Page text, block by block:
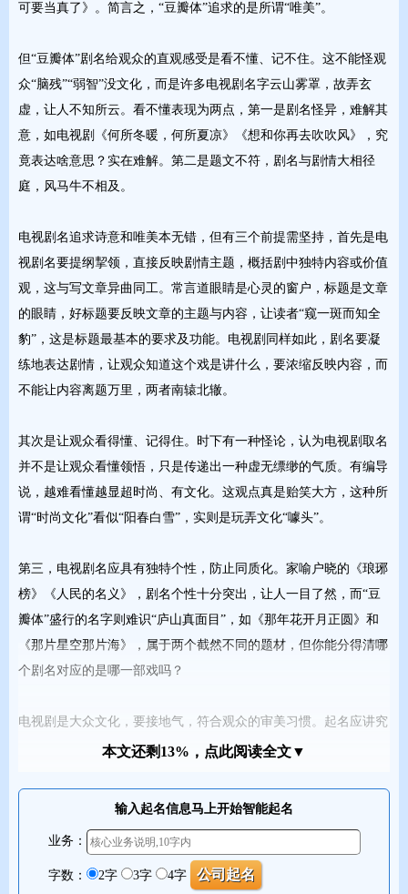
可要当真了》。简言之，“豆瓣体”追求的是所谓“唯美”。
但“豆瓣体”剧名给观众的直观感受是看不懂、记不住。这不能怪观
众“脑残”“弱智”没文化，而是许多电视剧名字云山雾罩，故弄玄
虚，让人不知所云。看不懂表现为两点，第一是剧名怪异，难解其
意，如电视剧《何所冬暖，何所夏凉》《想和你再去吹吹风》，究
竟表达啥意思？实在难解。第二是题文不符，剧名与剧情大相径
庭，风马牛不相及。
电视剧名追求诗意和唯美本无错，但有三个前提需坚持，首先是电
视剧名要提纲挈领，直接反映剧情主题，概括剧中独特内容或价值
观，这与写文章异曲同工。常言道眼睛是心灵的窗户，标题是文章
的眼睛，好标题要反映文章的主题与内容，让读者“窥一斑而知全
豹”，这是标题最基本的要求及功能。电视剧同样如此，剧名要凝
练地表达剧情，让观众知道这个戏是讲什么，要浓缩反映内容，而
不能让内容离题万里，两者南辕北辙。
其次是让观众看得懂、记得住。时下有一种怪论，认为电视剧取名
并不是让观众看懂领悟，只是传递出一种虚无缥缈的气质。有编导
说，越难看懂越显超时尚、有文化。这观点真是贻笑大方，这种所
谓“时尚文化”看似“阳春白雪”，实则是玩弄文化“噱头”。
第三，电视剧名应具有独特个性，防止同质化。家喻户晓的《琅琊
榜》《人民的名义》，剧名个性十分突出，让人一目了然，而“豆
瓣体”盛行的名字则难识“庐山真面目”，如《那年花开月正圆》和
《那片星空那片海》，属于两个截然不同的题材，但你能分得清哪
个剧名对应的是哪一部戏吗？
电视剧是大众文化，要接地气，符合观众的审美习惯。起名应讲究
通俗易懂，简明扼要，表达主题，反映剧情，过于追求“唯美主
起名工具：智能起名，姓名测试打分，专家起名
公司起名 ，品牌测名
本文还剩13%，点此阅读全文▼
输入起名信息马上开始智能起名
业务：
字数： 2字 3字 4字